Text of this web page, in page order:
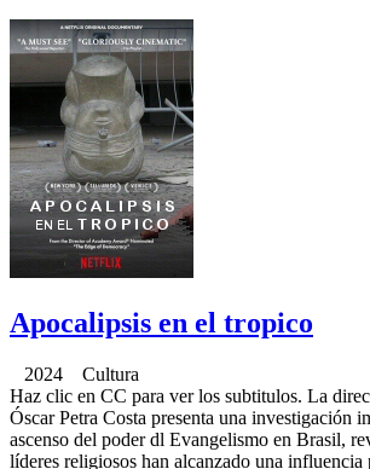
Apocalipsis en el tropico
2024 Cultura
Haz clic en CC para ver los subtitulos. La
Óscar Petra Costa presenta una investigación
ascenso del poder dl Evangelismo en Brasil,
líderes religiosos han alcanzado una influencia